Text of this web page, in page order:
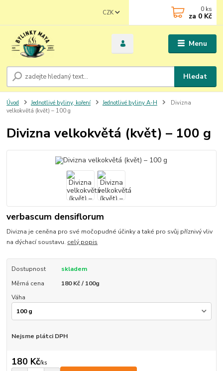
Menu
CZK
Hledat
0 ks
za 0 Kč
Úvod Jednotlivé byliny, koření Jednotlivé byliny A-H
Divizna
velkokvětá (květ) – 100 g
Divizna velkokvětá (květ) – 100 g
verbascum densiflorum
Divizna je ceněna pro své močopudné účinky a také pro svůj příznivý vliv
na dýchací soustavu. celý popis
Dostupnost
skladem
Měrná cena
180 Kč / 100g
Váha
Nejsme plátci DPH
180 Kč/ks